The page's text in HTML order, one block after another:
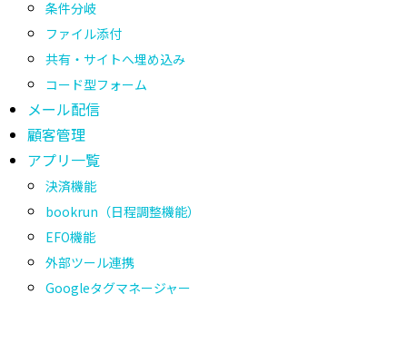
条件分岐
ファイル添付
共有・サイトへ埋め込み
コード型フォーム
メール配信
顧客管理
アプリ一覧
決済機能
bookrun（日程調整機能）
EFO機能
外部ツール連携
Googleタグマネージャー